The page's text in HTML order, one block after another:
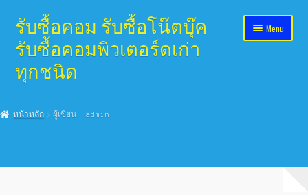
Skip
to
navigation
Skip
to
content
รับซื้อคอม รับซื้อโน๊ตบุ๊ค
รับซื้อคอมพิวเตอร์ดเก่า
ทุกชนิด
Menu
หน้าหลัก ผู้เขียน: admin